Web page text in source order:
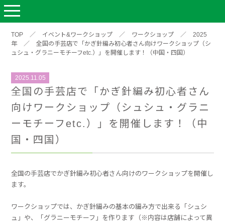
TOP ／ イベント&ワークショップ ／ ワークショップ ／
2025
年
／
全国の手芸店で「かぎ針編み初心者さん向けワークショップ（シ
ュシュ・グラニーモチーフetc.）」を開催します！（中国・四国）
2025.11.05
全国の手芸店で「かぎ針編み初心者さん
向けワークショップ（シュシュ・グラニ
ーモチーフetc.）」を開催します！（中
国・四国）
全国の手芸店でかぎ針編み初心者さん向けのワークショップを開催し
ます。
ワークショップでは、かぎ針編みの基本の編み方で出来る「シュシ
ュ」や、「グラニーモチーフ」を作ります（※内容は店舗によって異